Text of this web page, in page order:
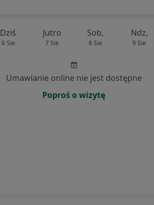
Dziś
6 Sie
Jutro
7 Sie
Sob,
8 Sie
Ndz,
9 Sie
Umawianie online nie jest dostępne
Poproś o wizytę